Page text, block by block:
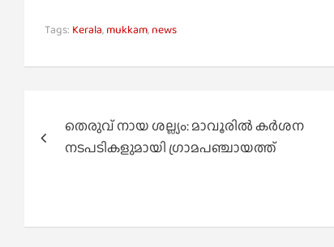
Tags: Kerala, mukkam, news
navigation
തെരുവ് നായ ശല്ല്യം: മാവൂരിൽ കർശന
നടപടികളുമായി ഗ്രാമപഞ്ചായത്ത്